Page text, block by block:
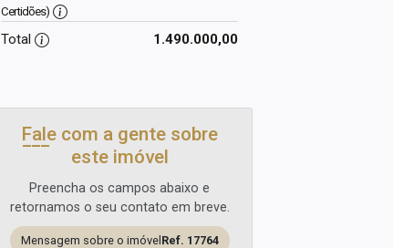
Certidões)
Total 1.490.000,00
Fale com a gente sobre
este imóvel
Preencha os campos abaixo e
retornamos o seu contato em breve.
Mensagem sobre o imóvel Ref. 17764